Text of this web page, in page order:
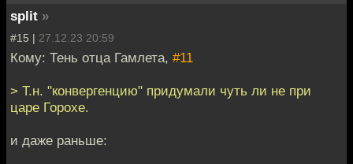
split »
#15 | 27.12.23 20:59
Кому: Тень отца Гамлета, #11
> Т.н. "конвергенцию" придумали чуть ли не при
царе Горохе.
и даже раньше: